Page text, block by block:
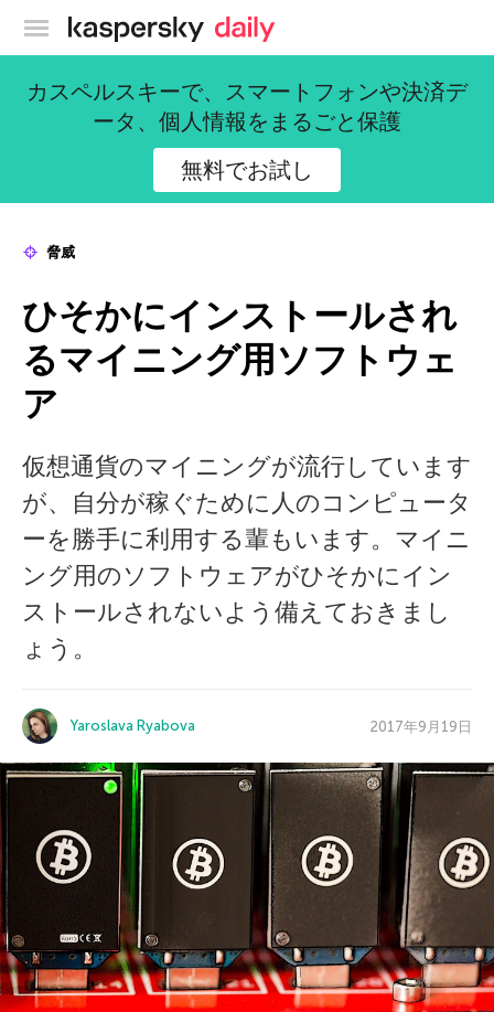
カスペルスキー公式ブログ
カスペルスキーで、スマートフォンや決済デ
ータ、個人情報をまるごと保護
無料でお試し
脅威
ひそかにインストールされ
るマイニング用ソフトウェ
ア
仮想通貨のマイニングが流行しています
が、自分が稼ぐために人のコンピュータ
ーを勝手に利用する輩もいます。マイニ
ング用のソフトウェアがひそかにイン
ストールされないよう備えておきまし
ょう。
Yaroslava Ryabova 2017年9月19日